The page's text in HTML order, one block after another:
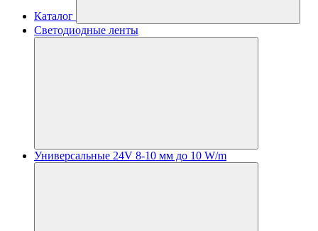
Каталог
Светодиодные ленты
Универсальные 24V 8-10 мм до 10 W/m